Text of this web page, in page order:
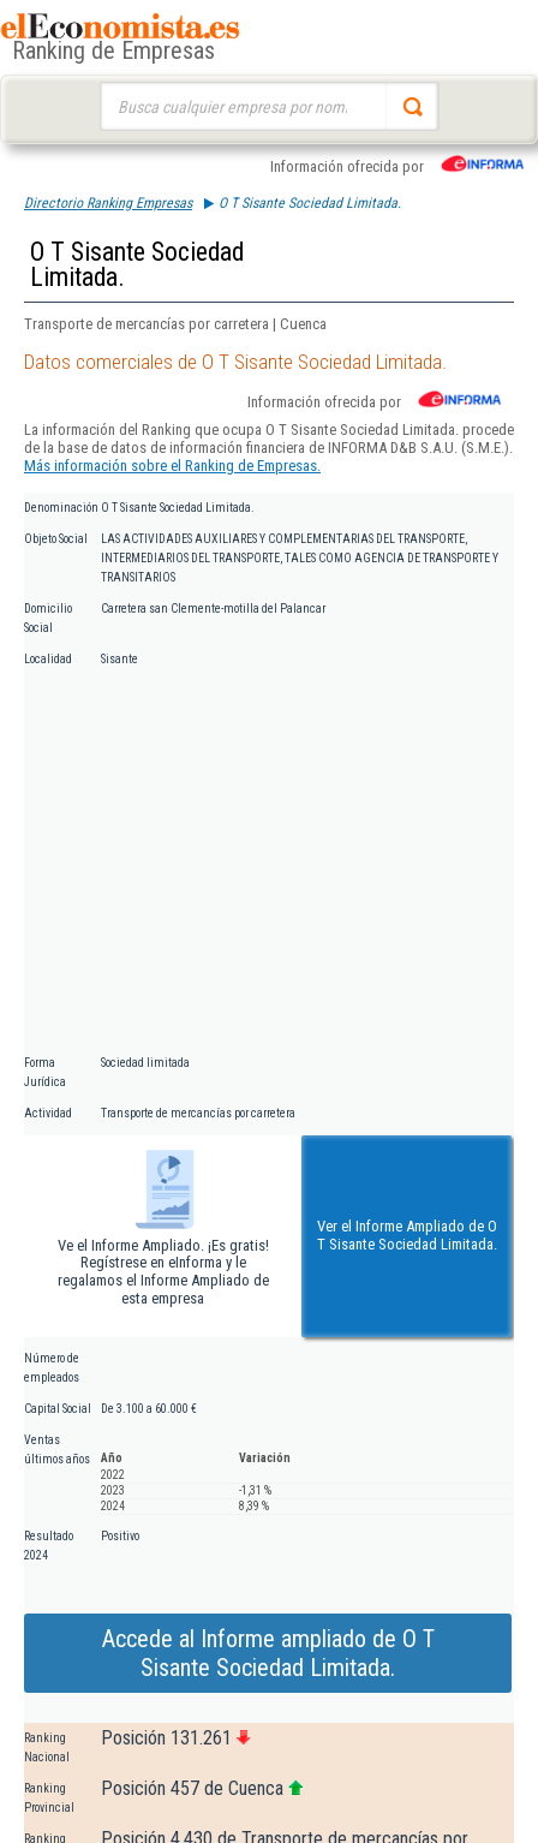
Ranking de Empresas
Información ofrecida por
Directorio Ranking Empresas O T Sisante Sociedad Limitada.
O T Sisante Sociedad
Limitada.
Transporte de mercancías por carretera | Cuenca
Datos comerciales de O T Sisante Sociedad Limitada.
Información ofrecida por
La información del Ranking que ocupa O T Sisante Sociedad Limitada. procede
de la base de datos de información financiera de INFORMA D&B S.A.U. (S.M.E.).
Más información sobre el Ranking de Empresas.
Denominación O T Sisante Sociedad Limitada.
Objeto Social
LAS ACTIVIDADES AUXILIARES Y COMPLEMENTARIAS DEL TRANSPORTE,
INTERMEDIARIOS DEL TRANSPORTE, TALES COMO AGENCIA DE TRANSPORTE Y
TRANSITARIOS
Domicilio
Social
Carretera san Clemente-motilla del Palancar
Localidad Sisante
Forma
Jurídica
Sociedad limitada
Actividad Transporte de mercancías por carretera
Ve el Informe Ampliado. ¡Es gratis!
Regístrese en eInforma y le
regalamos el Informe Ampliado de
esta empresa
Ver el Informe Ampliado de O
T Sisante Sociedad Limitada.
Número de
empleados
Capital Social De 3.100 a 60.000 €
Ventas
últimos años
Año
Variación
2022
2023
-1,31 %
2024
8,39 %
Resultado
2024
Positivo
Accede al Informe ampliado de O T
Sisante Sociedad Limitada.
Ranking
Nacional
Posición 131.261
Ranking
Provincial
Posición 457 de Cuenca
Ranking